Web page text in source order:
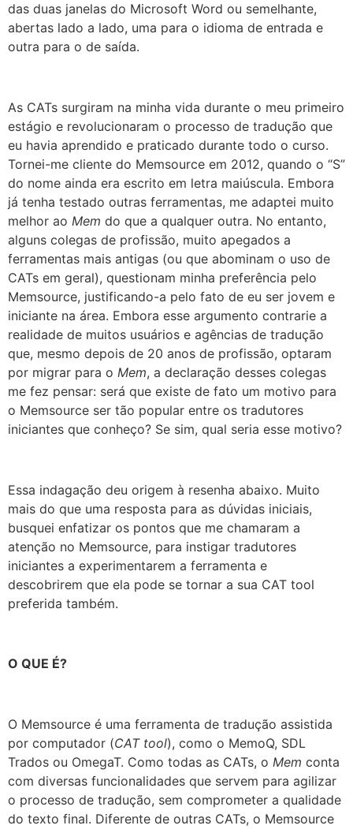
das duas janelas do Microsoft Word ou semelhante,
abertas lado a lado, uma para o idioma de entrada e
outra para o de saída.
As CATs surgiram na minha vida durante o meu primeiro
estágio e revolucionaram o processo de tradução que
eu havia aprendido e praticado durante todo o curso.
Tornei-me cliente do Memsource em 2012, quando o “S”
do nome ainda era escrito em letra maiúscula. Embora
já tenha testado outras ferramentas, me adaptei muito
melhor ao Mem do que a qualquer outra. No entanto,
alguns colegas de profissão, muito apegados a
ferramentas mais antigas (ou que abominam o uso de
CATs em geral), questionam minha preferência pelo
Memsource, justificando-a pelo fato de eu ser jovem e
iniciante na área. Embora esse argumento contrarie a
realidade de muitos usuários e agências de tradução
que, mesmo depois de 20 anos de profissão, optaram
por migrar para o Mem, a declaração desses colegas
me fez pensar: será que existe de fato um motivo para
o Memsource ser tão popular entre os tradutores
iniciantes que conheço? Se sim, qual seria esse motivo?
Essa indagação deu origem à resenha abaixo. Muito
mais do que uma resposta para as dúvidas iniciais,
busquei enfatizar os pontos que me chamaram a
atenção no Memsource, para instigar tradutores
iniciantes a experimentarem a ferramenta e
descobrirem que ela pode se tornar a sua CAT tool
preferida também.
O QUE É?
O Memsource é uma ferramenta de tradução assistida
por computador (CAT tool), como o MemoQ, SDL
Trados ou OmegaT. Como todas as CATs, o Mem conta
com diversas funcionalidades que servem para agilizar
o processo de tradução, sem comprometer a qualidade
do texto final. Diferente de outras CATs, o Memsource